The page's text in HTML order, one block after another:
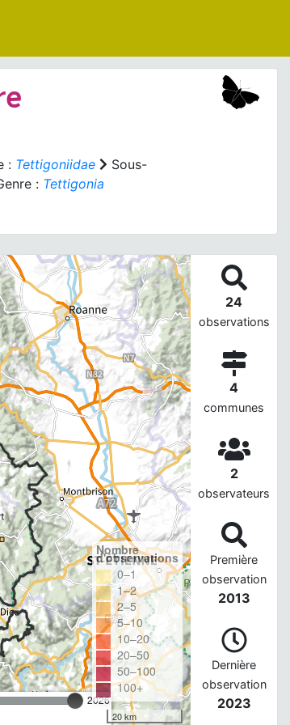
: Tettigoniidae
Sous-
: Tettigonia
2026
Nombre
d'observations
0–1
1–2
2–5
5–10
10–20
20–50
50–100
100+
20 km
24
observations
4
communes
2
observateurs
Première
observation
2013
Dernière
observation
2023